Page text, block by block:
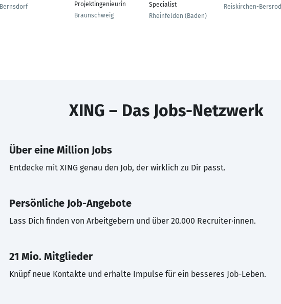
Bernsdorf
Projektingenieurin
Braunschweig
Specialist
Rheinfelden (Baden)
Reiskirchen-Bersrod
XING – Das Jobs-Netzwerk
Über eine Million Jobs
Entdecke mit XING genau den Job, der wirklich zu Dir passt.
Persönliche Job-Angebote
Lass Dich finden von Arbeitgebern und über 20.000 Recruiter·innen.
21 Mio. Mitglieder
Knüpf neue Kontakte und erhalte Impulse für ein besseres Job-Leben.